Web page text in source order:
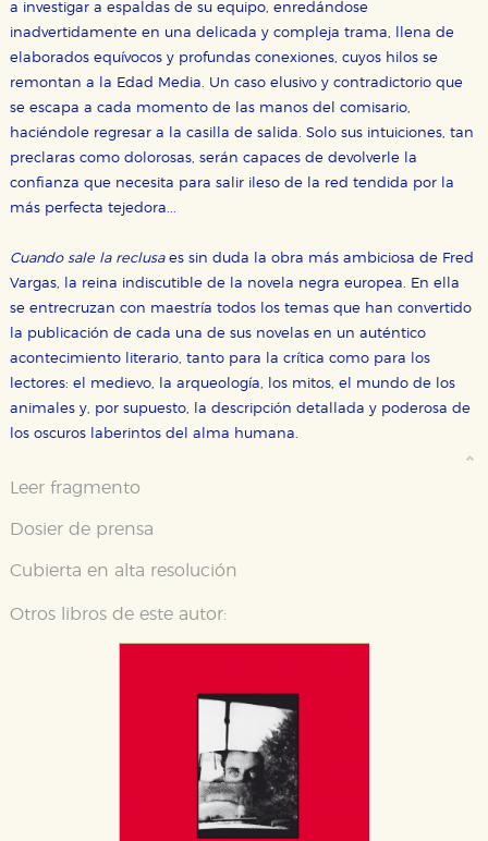
a investigar a espaldas de su equipo, enredándose
inadvertidamente en una delicada y compleja trama, llena de
elaborados equívocos y profundas conexiones, cuyos hilos se
remontan a la Edad Media. Un caso elusivo y contradictorio que
se escapa a cada momento de las manos del comisario,
haciéndole regresar a la casilla de salida. Solo sus intuiciones, tan
preclaras como dolorosas, serán capaces de devolverle la
confianza que necesita para salir ileso de la red tendida por la
más perfecta tejedora...
Cuando sale la reclusa es sin duda la obra más ambiciosa de Fred
Vargas, la reina indiscutible de la novela negra europea. En ella
se entrecruzan con maestría todos los temas que han convertido
la publicación de cada una de sus novelas en un auténtico
acontecimiento literario, tanto para la crítica como para los
lectores: el medievo, la arqueología, los mitos, el mundo de los
animales y, por supuesto, la descripción detallada y poderosa de
los oscuros laberintos del alma humana.
Leer fragmento
Dosier de prensa
Cubierta en alta resolución
Otros libros de este autor: